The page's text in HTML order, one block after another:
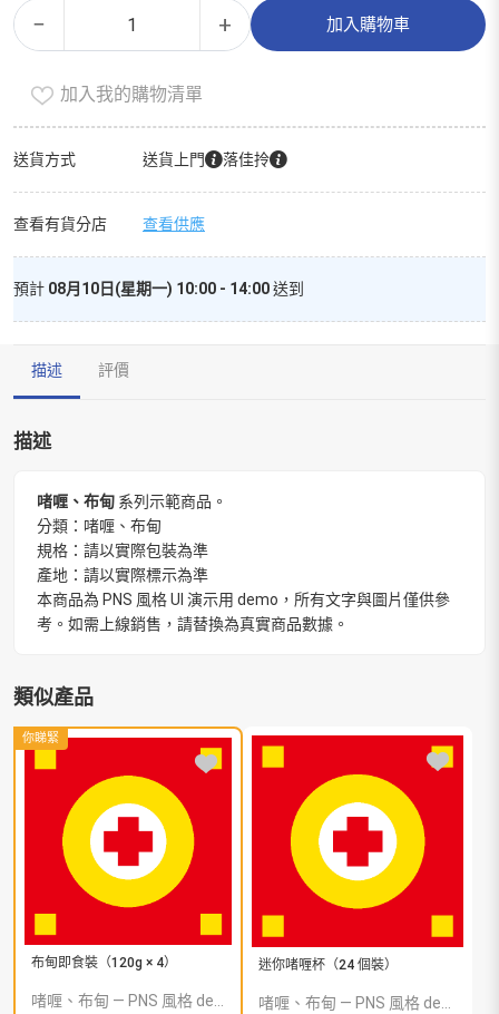
−
布
甸
裝
（120g
數
量
+ 加入購物車
Alternative:
加入我的購物清單
送貨方式 送貨上門 落佳拎
查看有貨分店 查看供應
預計 08月10日(星期一) 10:00 - 14:00送到
描述 評價
描述
啫喱、布甸 系列示範商品。
分類：啫喱、布甸
規格：請以實際包裝為準
產地：請以實際標示為準
本商品為 PNS 風格 UI 演示用 demo，所有文字與圖片僅供參
考。如需上線銷售，請替換為真實商品數據。
類似產品
你睇緊
布甸即食裝（120g × 4）
啫喱、布甸 — PNS 風格 demo 占位商品，方便首頁與分類頁版位演示，上線前由業務替換為真實 SKU。
迷你啫喱杯（24 個裝）
啫喱、布甸 — PNS 風格 demo 占位商品，方便首頁與分類頁版位演示，上線前由業務替換為真實 SKU。